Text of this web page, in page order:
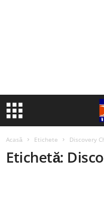
Acasă Etichete Discovery
Etichetă: